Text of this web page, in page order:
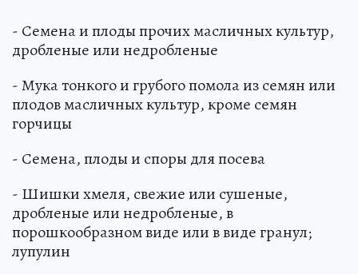
- Семена и плоды прочих масличных культур,
дробленые или недробленые
- Мука тонкого и грубого помола из семян или
плодов масличных культур, кроме семян
горчицы
- Семена, плоды и споры для посева
- Шишки хмеля, свежие или сушеные,
дробленые или недробленые, в
порошкообразном виде или в виде гранул;
лупулин